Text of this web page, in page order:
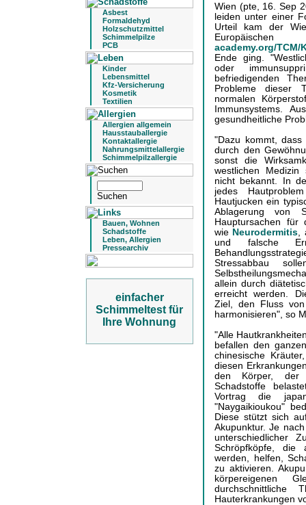
Asbest
Formaldehyd
Holzschutzmittel
Schimmelpilze
PCB
Kinder
Lebensmittel
Kfz-Versicherung
Kosmetik
Textilien
Allergien allgemein
Hausstauballergie
Kontaktallergie
Nahrungsmittelallergie
Schimmelpilzallergie
Bauen, Wohnen
Schadstoffe
Leben, Allergien
Pressearchiv
einfacher
Schimmeltest für
Ihre Wohnung
Wien (pte, 16. Sep
leiden unter einer
Urteil kam der
academy.org/
Ende ging.
oder
befriedigenden
Probleme dieser
normalen
Immunsystems.
gesundheitliche
"Dazu kommt, dass
durch den
sonst die
westlichen
nicht bekannt. In
jedes
Hautjucken ein
Ablagerung von
Hauptursachen für
wie Neurodermitis
und falsche
Stressabbau
allein durch
erreicht werden.
Ziel, den Fluss
harmonisieren", so
"Alle
befallen den
chinesische
diesen
den Körper, der
Schadstoffe
Vortrag die
"Naygaikioukou"
Diese stützt sich
Akupunktur. Je
unterschiedlicher
Schröpfköpfe, die
werden, helfen,
zu aktivieren.
körpereigenen
durchschnittliche
Hauterkrankungen